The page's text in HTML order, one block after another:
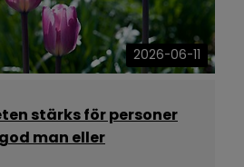
2026-06-11
stärks för personer
man eller